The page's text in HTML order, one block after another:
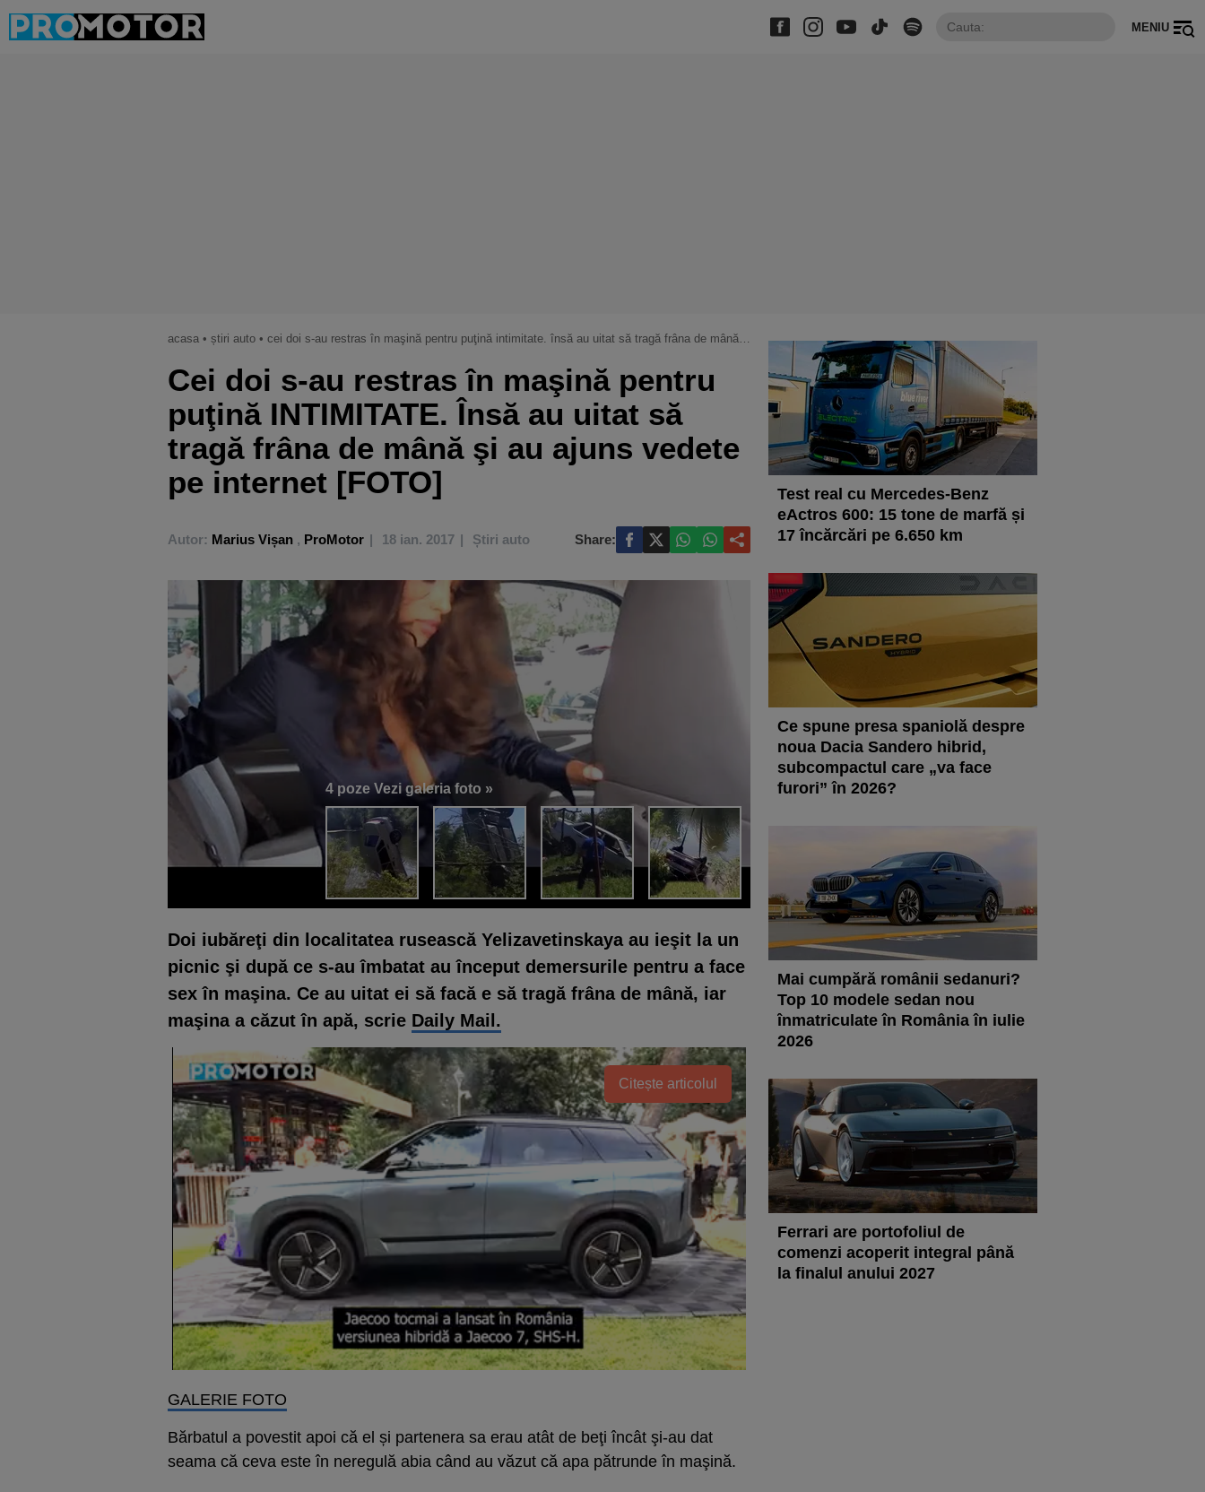
MENIU
acasa • știri auto • cei doi s-au restras în maşină pentru puţină intimitate. însă au uitat să tragă frâna de mână şi au ajuns vedete pe internet [foto]
Cei doi s-au restras în maşină pentru
puţină INTIMITATE. Însă au uitat să
tragă frâna de mână şi au ajuns vedete
pe internet [FOTO]
Autor: Marius Vișan , ProMotor 18 ian. 2017 Știri auto Share:
4 poze Vezi galeria foto »
Doi iubăreţi din localitatea rusească Yelizavetinskaya au ieşit la un
picnic şi după ce s-au îmbatat au început demersurile pentru a face
sex în maşina. Ce au uitat ei să facă e să tragă frâna de mână, iar
maşina a căzut în apă, scrie Daily Mail.
Citește articolul
GALERIE FOTO
Bărbatul a povestit apoi că el și partenera sa erau atât de beţi încât şi-au dat
seama că ceva este în neregulă abia când au văzut că apa pătrunde în maşină.
Test real cu Mercedes-Benz
eActros 600: 15 tone de marfă și
17 încărcări pe 6.650 km
Ce spune presa spaniolă despre
noua Dacia Sandero hibrid,
subcompactul care „va face
furori” în 2026?
Mai cumpără românii sedanuri?
Top 10 modele sedan nou
înmatriculate în România în iulie
2026
Ferrari are portofoliul de
comenzi acoperit integral până
la finalul anului 2027